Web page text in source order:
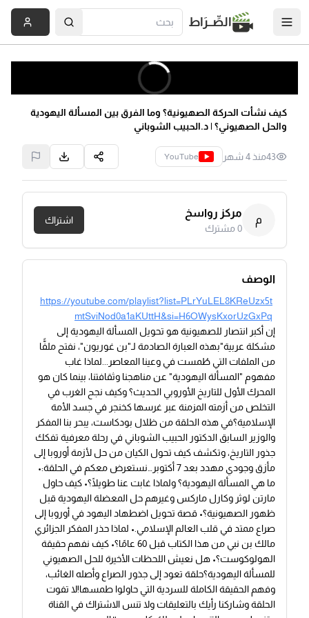
الصِّــرَاط
كيف نشأت الحركة الصهيونية؟ وما الفرق بين المسألة اليهودية
والحل الصهيوني؟ | د.الحبيب الشوباني
43منذ 4 شهر YouTube
م
مركز رواسخ
0مشترك
اشتراك
الوصف
https://youtube.com/playlist?list=PLrYuLEL8KReUzx5t
mtSviNod0a1aKUttH&si=H6OWysKxorUzGxPq
إن أكبر انتصار للصهيونية هو تحويل المسألة اليهودية إلى
مشكلة عربية"بهذه العبارة الصادمة لـ"بن غوريون"، نفتح ملفًّا
من الملفات التي طُمست في وعينا المعاصر...لماذا غاب
مفهوم "المسألة اليهودية" عن مناهجنا وثقافتنا، بينما كان هو
المحرك الأول للتاريخ الأوروبي الحديث؟ وكيف نجح الغرب في
التخلص من أزمته المزمنة عبر غرسها كخنجر في جسد الأمة
الإسلامية؟في هذه الحلقة من ظلال بودكاست، يبحر بنا المفكر
والوزير السابق الدكتور الحبيب الشوباني في رحلة معرفية تفكك
جذور التاريخ، وتكشف كيف تحول الكيان من حل لأزمة أوروبا إلى
مأزق وجودي مهدد بعد 7 أكتوبر…نستعرض معكم في الحلقة:•
ما هي المسألة اليهودية؟ ولماذا غابت عنا طويلًا؟• كيف حاول
مارتن لوثر وكارل ماركس وغيرهم حل المعضلة اليهودية قبل
ظهور الصهيونية؟• قصة تحويل اضطهاد اليهود في أوروبا إلى
صراع ممتد في قلب العالم الإسلامي.• لماذا حذر المفكر الجزائري
مالك بن نبي من هذا الكتاب قبل 60 عامًا؟• كيف نفهم حقيقة
الهولوكوست؟• هل نعيش اللحظات الأخيرة للحل الصهيوني
للمسألة اليهودية؟حلقة تعود إلى جذور الصراع وأصله الغائب،
وفهم الحقيقة الكاملة للسردية التي حاولوا طمسها!لا تفوت
الحلقة وشاركنا رأيك بالتعليقات ولا تنس الاشتراك في القناة